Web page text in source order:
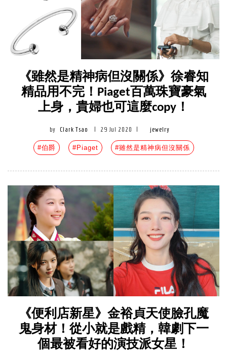
《雖然是精神病但沒關係》徐睿知
精品用不完！Piaget百萬珠寶豪氣
上身，貴婦也可這麼copy！
by Clark Tsao 29 Jul 2020 jewelry
#伯爵 #Piaget #雖然是精神病但沒關係
《便利店新星》金裕貞天使臉孔魔
鬼身材！從小就是戲精，韓劇下一
個最被看好的演技派女星！